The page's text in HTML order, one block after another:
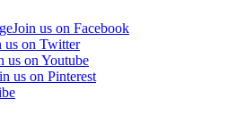
Join us on Facebook
us on Twitter
us on Youtube
us on Pinterest